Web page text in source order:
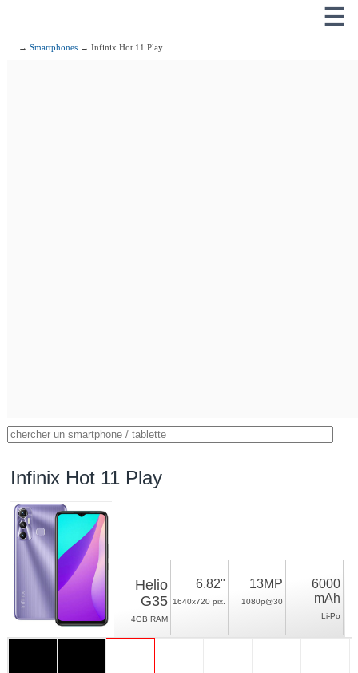
☰
→Smartphones → Infinix Hot 11 Play
Infinix Hot 11 Play
Helio
G35
4GB RAM
6.82"
1640x720 pix.
13MP
1080p@30
6000
mAh
Li-Po